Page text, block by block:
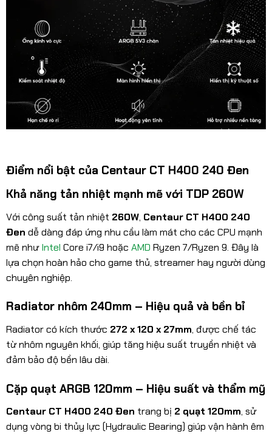
Điểm nổi bật của Centaur CT H400 240 Đen
Khả năng tản nhiệt mạnh mẽ với TDP 260W
Với công suất tản nhiệt 260W, Centaur CT H400 240
Đen dễ dàng đáp ứng nhu cầu làm mát cho các CPU mạnh
mẽ nhưIntel Core i7/i9 hoặc AMD Ryzen 7/Ryzen 9. Đây là
lựa chọn hoàn hảo cho game thủ, streamer hay người dùng
chuyên nghiệp.
Radiator nhôm 240mm – Hiệu quả và bền bỉ
Radiator có kích thước 272 x 120 x 27mm, được chế tác
từ nhôm nguyên khối, giúp tăng hiệu suất truyền nhiệt và
đảm bảo độ bền lâu dài.
Cặp quạt ARGB 120mm – Hiệu suất và thẩm mỹ
Centaur CT H400 240 Đen trang bị 2 quạt 120mm, sử
dụng vòng bi thủy lực (Hydraulic Bearing) giúp vận hành êm